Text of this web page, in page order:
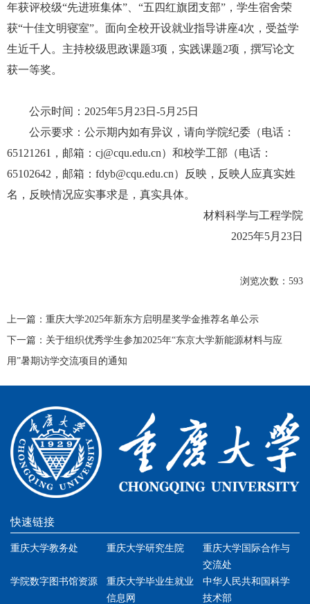
年获评校级“先进班集体”、“五四红旗团支部”，学生宿舍荣
获“十佳文明寝室”。面向全校开设就业指导讲座4次，受益学
生近千人。主持校级思政课题3项，实践课题2项，撰写论文
获一等奖。
公示时间：2025年5月23日-5月25日
公示要求：公示期内如有异议，请向学院纪委（电话：
65121261，邮箱：cj@cqu.edu.cn）和校学工部（电话：
65102642，邮箱：fdyb@cqu.edu.cn）反映，反映人应真实姓
名，反映情况应实事求是，真实具体。
材料科学与工程学院
2025年5月23日
浏览次数： 593
上一篇： 重庆大学2025年新东方启明星奖学金推荐名单公示
下一篇： 关于组织优秀学生参加2025年“东京大学新能源材料与应
用”暑期访学交流项目的通知
快速链接
重庆大学教务处 重庆大学研究生院
重庆大学国际合作与
交流处
学院数字图书馆资源
重庆大学毕业生就业
信息网
中华人民共和国科学
技术部